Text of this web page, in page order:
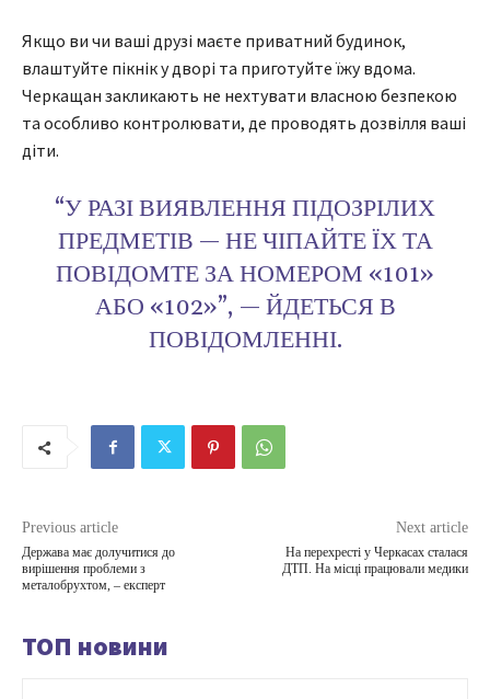
Якщо ви чи ваші друзі маєте приватний будинок,
влаштуйте пікнік у дворі та приготуйте їжу вдома.
Черкащан закликають не нехтувати власною безпекою
та особливо контролювати, де проводять дозвілля ваші
діти.
“У РАЗІ ВИЯВЛЕННЯ ПІДОЗРІЛИХ
ПРЕДМЕТІВ — НЕ ЧІПАЙТЕ ЇХ ТА
ПОВІДОМТЕ ЗА НОМЕРОМ «101»
АБО «102»”, — ЙДЕТЬСЯ В
ПОВІДОМЛЕННІ.
Previous article
Держава має долучитися до
вирішення проблеми з
металобрухтом, – експерт
Next article
На перехресті у Черкасах сталася
ДТП. На місці працювали медики
ТОП новини